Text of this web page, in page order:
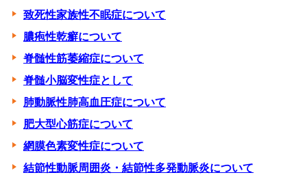
致死性家族性不眠症について
膿疱性乾癬について
脊髄性筋萎縮症について
脊髄小脳変性症として
肺動脈性肺高血圧症について
肥大型心筋症について
網膜色素変性症について
結節性動脈周囲炎・結節性多発動脈炎について